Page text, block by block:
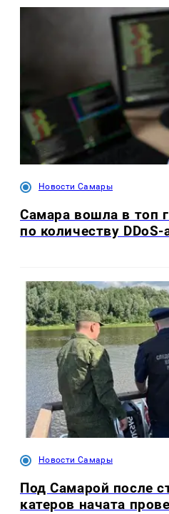
Новости Самары
Самара вошла в топ
по количеству DDoS-
Новости Самары
Под Самарой после
катеров начата